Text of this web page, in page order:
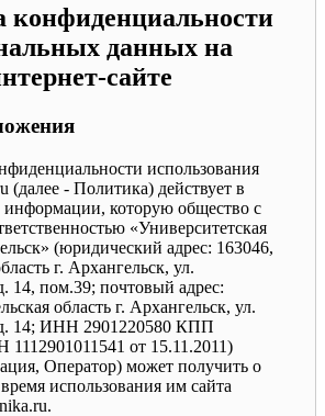
конфиденциальности
данных на
сайте
использования
(далее - Политика) действует в
которую общество с
«Университетская
(юридический адрес: 163046,
г. Архангельск, ул.
14, пом.39; почтовый адрес:
область г. Архангельск, ул.
д. 14; ИНН 2901220580 КПП
от 15.11.2011)
Оператор) может получить о
использования им сайта